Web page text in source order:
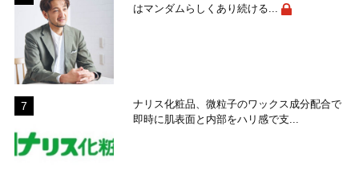
はマンダムらしくあり続ける...
ナリス化粧品、微粒子のワックス成分配合で
即時に肌表面と内部をハリ感で支...